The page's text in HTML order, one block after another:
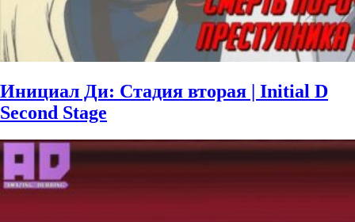
Инициал Ди: Стадия вторая | Initial D
Second Stage